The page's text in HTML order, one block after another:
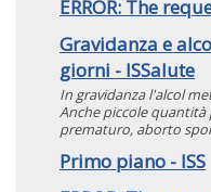
ERROR: The
Gravidanza e
giorni - ISSalute
In gravidanza l'alcol
Anche piccole quantità
prematuro, aborto
Primo piano - ISS